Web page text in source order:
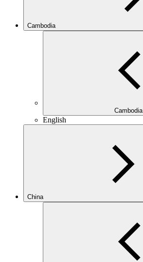
Cambodia
Cambodia
English
China